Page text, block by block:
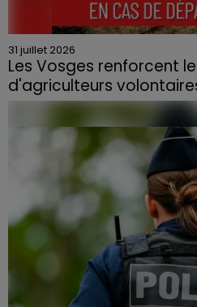
31 juillet 2026
Les Vosges renforcent
d'agriculteurs
Face à la sécheresse et aux
la Chambre d'agriculture
aux agriculteurs volontaires